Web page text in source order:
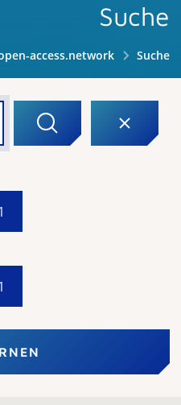
Suche
access.network Suche